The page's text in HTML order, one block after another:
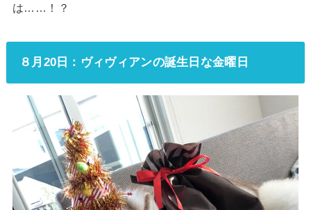
は……！？
８月20日：ヴィヴィアンの誕生日な金曜日